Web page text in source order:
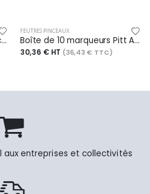
Pochette de 30 feutres pinceau Brush Sign Pen Twin, bi-pointe, couleurs assorties
FEUTRES PINCEAUX
Boîte de 10 marqueurs Pitt Artist Pen Dual Marker India, double pointe, encres assorties
30,36 € HT (36,43 € TTC)
entreprises et collectivités